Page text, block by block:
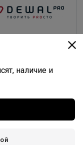
при
наличие и